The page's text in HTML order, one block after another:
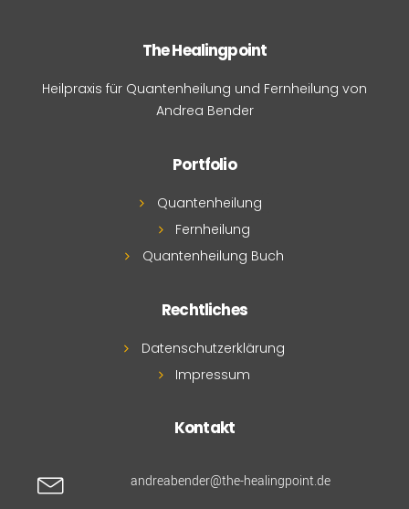
The Healingpoint
Heilpraxis für Quantenheilung und Fernheilung von
Andrea Bender
Portfolio
Quantenheilung
Fernheilung
Quantenheilung Buch
Rechtliches
Datenschutzerklärung
Impressum
Kontakt
andreabender@the-healingpoint.de